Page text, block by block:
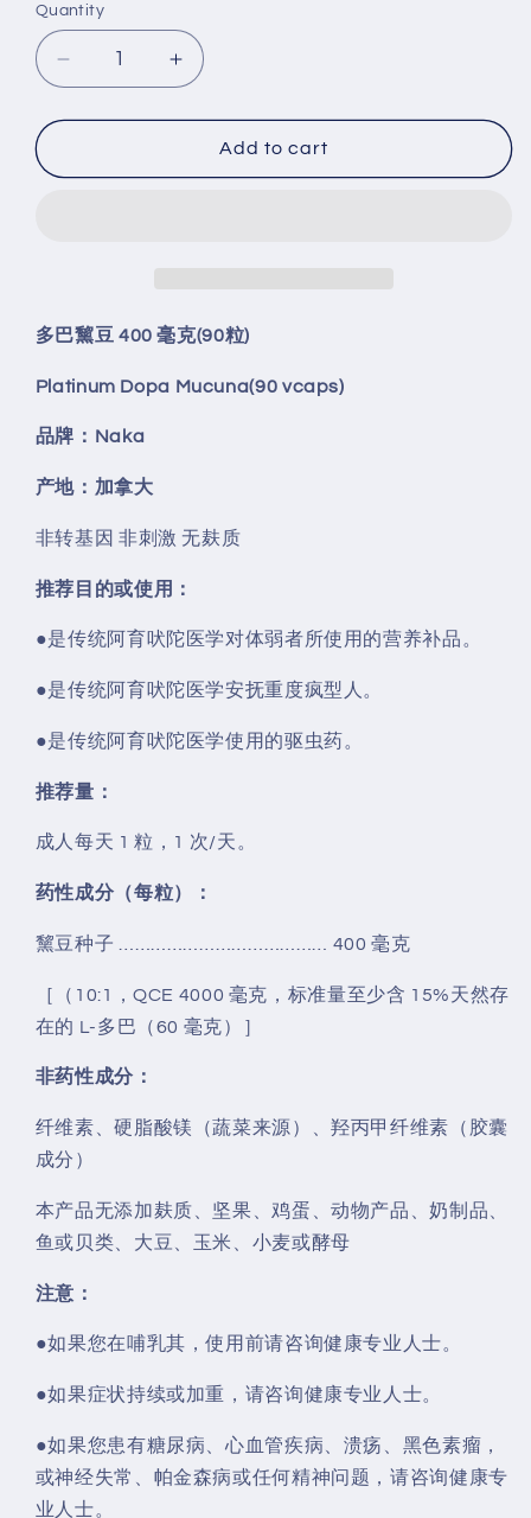
Quantity
Decrease
quantity
for
Dopa
Increase
quantity
for
Platinum
Dopa
Add to cart
多巴黧豆 400 毫克(90粒)
Platinum Dopa Mucuna(90 vcaps)
品牌：Naka
产地：加拿大
非转基因 非刺激 无麸质
推荐目的或使用：
●是传统阿育吠陀医学对体弱者所使用的营养补品。
●是传统阿育吠陀医学安抚重度疯型人。
●是传统阿育吠陀医学使用的驱虫药。
推荐量：
成人每天 1 粒，1 次/天。
药性成分（每粒）：
黧豆种子 ………………………………… 400 毫克
［（10:1，QCE 4000 毫克，标准量至少含 15%天然存
在的 L-多巴（60 毫克）］
非药性成分：
纤维素、硬脂酸镁（蔬菜来源）、羟丙甲纤维素（胶囊
成分）
本产品无添加麸质、坚果、鸡蛋、动物产品、奶制品、
鱼或贝类、大豆、玉米、小麦或酵母
注意：
●如果您在哺乳其，使用前请咨询健康专业人士。
●如果症状持续或加重，请咨询健康专业人士。
●如果您患有糖尿病、心血管疾病、溃疡、黑色素瘤，
或神经失常、帕金森病或任何精神问题，请咨询健康专
业人士。